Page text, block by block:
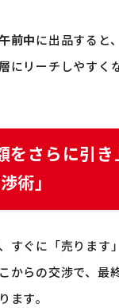
前中に出品すると
にリーチしやすく
をさらに引き
術」
すぐに「売ります
からの交渉で、最
ます。